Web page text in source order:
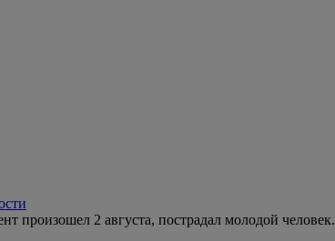
произошел 2 августа, пострадал молодой человек.